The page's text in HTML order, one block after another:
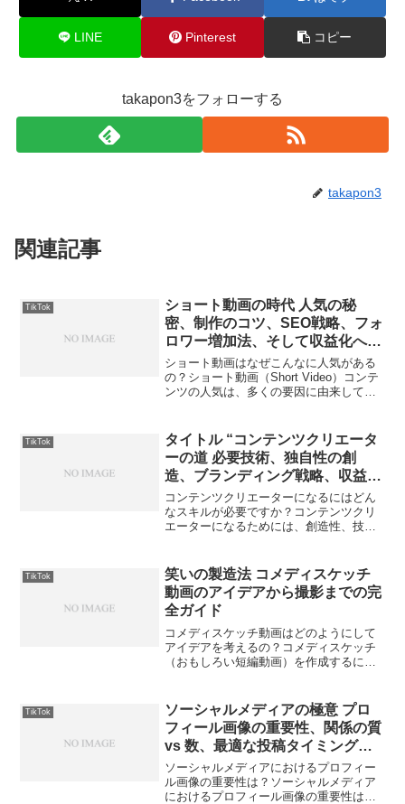
LINE Pinterest コピー
takapon3をフォローする
takapon3
関連記事
TikTok
ショート動画の時代 人気の秘
密、制作のコツ、SEO戦略、フォ
ロワー増加法、そして収益化への
道
ショート動画はなぜこんなに人気がある
の？ショート動画（Short Video）コンテ
ンツの人気は、多くの要因に由来してお
ットフォーム、例えばTikTokやInstagr...
TikTok
タイトル “コンテンツクリエータ
ーの道 必要技術、独自性の創
造、ブランディング戦略、収益化
方法、そしてSNSの効果的活用”
コンテンツクリエーターになるにはどん
なスキルが必要ですか？コンテンツクリ
エーターになるためには、創造性、技術
など、多くのスキルと特性が必要です。
こうしたスキルは、オンラ...
TikTok
笑いの製造法 コメディスケッチ
動画のアイデアから撮影までの完
全ガイド
コメディスケッチ動画はどのようにして
アイデアを考えるの？コメディスケッチ
（おもしろい短編動画）を作成するにあ
ディスケッチ動画のアイデアを考える際
に重要な要素、具体的な発...
TikTok
ソーシャルメディアの極意 プロ
フィール画像の重要性、関係の質
vs 数、最適な投稿タイミング、
個人情報保護、及び成功するマー
ケティング戦略の構築
ソーシャルメディアにおけるプロフィー
ル画像の重要性は？ソーシャルメディア
におけるプロフィール画像の重要性は大